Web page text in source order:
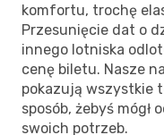
komfortu, trochę
Przesunięcie dat o
innego lotniska
cenę biletu. Nasze
pokazują wszystkie
sposób, żebyś mógł
swoich potrzeb.